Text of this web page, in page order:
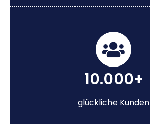
10.000+
glückliche Kunden